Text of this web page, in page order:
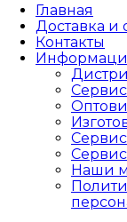
Главная
Доставка и
Контакты
Наши